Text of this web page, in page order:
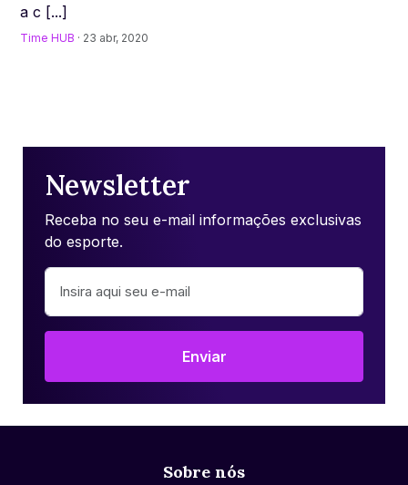
a c [...]
Time HUB · 23 abr, 2020
Newsletter
Receba no seu e-mail informações exclusivas
do esporte.
Enviar
Sobre nós